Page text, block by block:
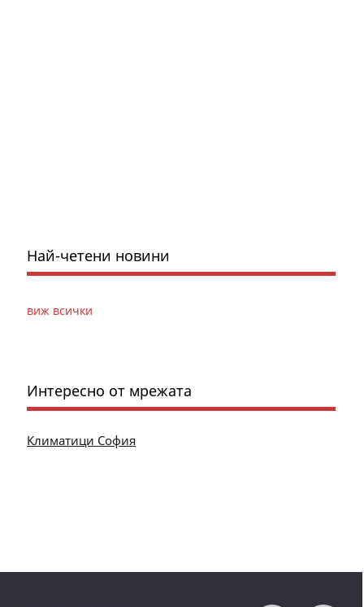
Най-четени новини
виж всички
Интересно от мрежата
Климатици София